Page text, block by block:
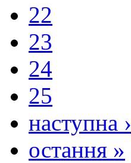
22
23
24
25
наступна ›
остання »